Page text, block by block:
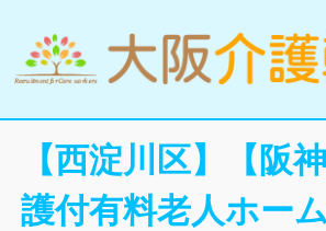
【西淀川区】【
護付有料老人ホー